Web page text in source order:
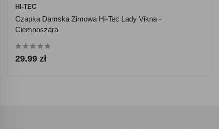
HI-TEC
Czapka Damska Zimowa Hi-Tec Lady Vikna -
Ciemnoszara
29.99 zł